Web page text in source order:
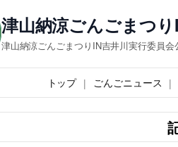
津山納涼ごんごまつり
津山納涼ごんごまつりIN吉井川実行委員
トップ ごんごニュース